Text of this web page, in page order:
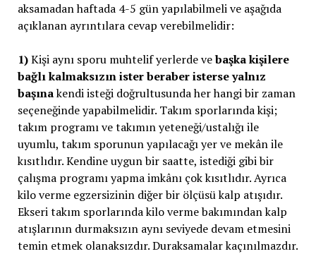
aksamadan haftada 4-5 gün yapılabilmeli ve aşağıda
açıklanan ayrıntılara cevap verebilmelidir:
1)Kişi aynı sporu muhtelif yerlerde vebaşka kişilere
bağlı kalmaksızın ister beraber isterse yalnız
başınakendi isteği doğrultusunda her hangi bir zaman
seçeneğinde yapabilmelidir. Takım sporlarında kişi;
takım programı ve takımın yeteneği/ustalığı ile
uyumlu, takım sporunun yapılacağı yer ve mekân ile
kısıtlıdır. Kendine uygun bir saatte, istediği gibi bir
çalışma programı yapma imkânı çok kısıtlıdır. Ayrıca
kilo verme egzersizinin diğer bir ölçüsü kalp atışıdır.
Ekseri takım sporlarında kilo verme bakımından kalp
atışlarının durmaksızın aynı seviyede devam etmesini
temin etmek olanaksızdır. Duraksamalar kaçınılmazdır.